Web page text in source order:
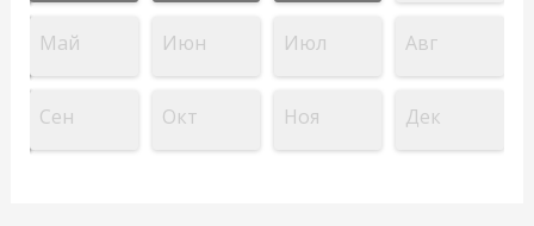
Май Июн Июл Авг
Сен Окт Ноя Дек